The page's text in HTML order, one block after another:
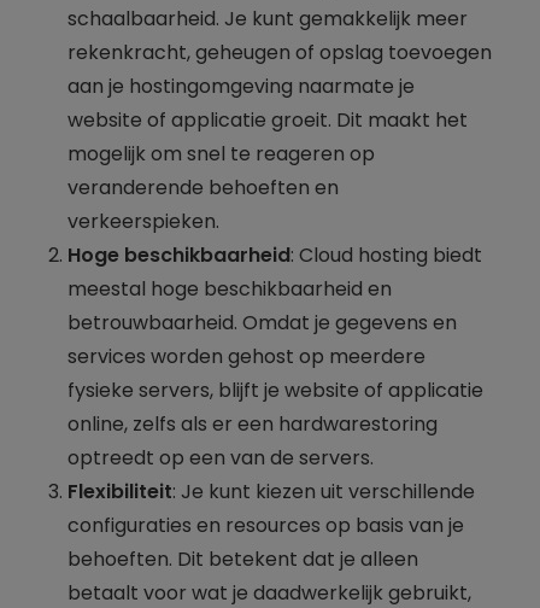
schaalbaarheid. Je kunt gemakkelijk meer
rekenkracht, geheugen of opslag toevoegen
aan je hostingomgeving naarmate je
website of applicatie groeit. Dit maakt het
mogelijk om snel te reageren op
veranderende behoeften en
verkeerspieken.
Hoge beschikbaarheid: Cloud hosting biedt
meestal hoge beschikbaarheid en
betrouwbaarheid. Omdat je gegevens en
services worden gehost op meerdere
fysieke servers, blijft je website of applicatie
online, zelfs als er een hardwarestoring
optreedt op een van de servers.
Flexibiliteit: Je kunt kiezen uit verschillende
configuraties en resources op basis van je
behoeften. Dit betekent dat je alleen
betaalt voor wat je daadwerkelijk gebruikt,